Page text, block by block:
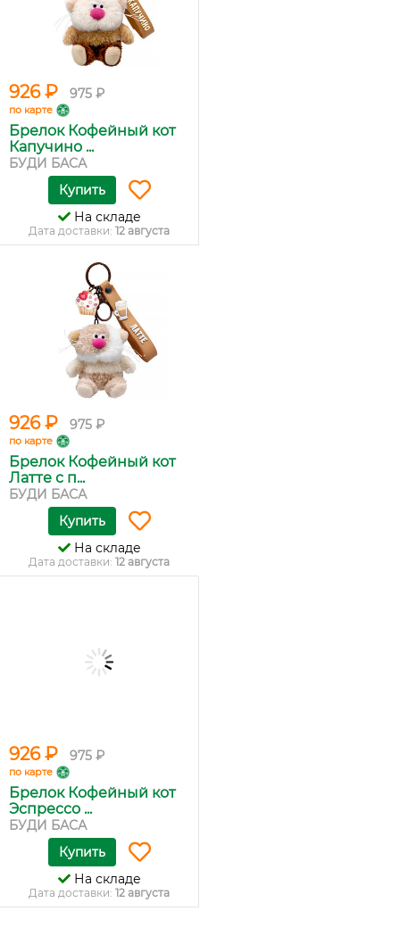
926 ₽ 975 ₽
по карте
Брелок Кофейный кот
Капучино ...
БУДИ БАСА
Купить
На складе
Дата доставки: 12 августа
926 ₽ 975 ₽
по карте
Брелок Кофейный кот
Латте с п...
БУДИ БАСА
Купить
На складе
Дата доставки: 12 августа
926 ₽ 975 ₽
по карте
Брелок Кофейный кот
Эспрессо ...
БУДИ БАСА
Купить
На складе
Дата доставки: 12 августа